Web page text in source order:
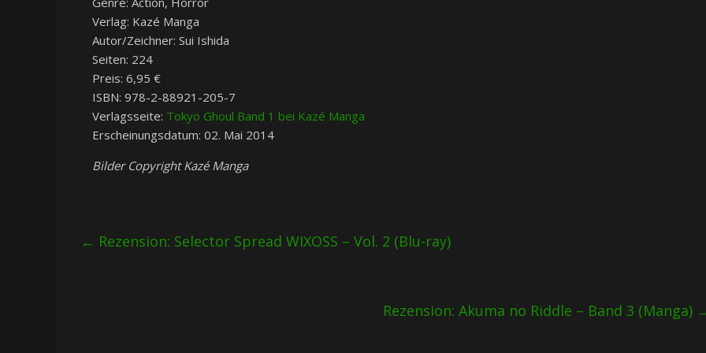
Verlag: Kazé Manga
Autor/Zeichner: Sui Ishida
Seiten: 224
Preis: 6,95 €
ISBN: 978-2-88921-205-7
Verlagsseite: Tokyo Ghoul Band 1 bei Kazé Manga
Erscheinungsdatum: 02. Mai 2014
Bilder Copyright Kazé Manga
← Rezension: Selector Spread WIXOSS – Vol. 2 (Blu-ray)
Rezension: Akuma no Riddle – Band 3 (Manga)